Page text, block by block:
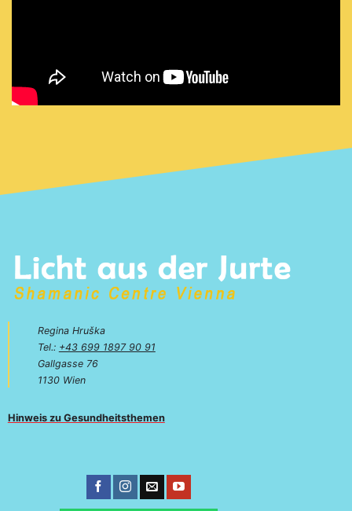
Regina Hruška
Tel.: +43 699 1897 90 91
Gallgasse 76
1130 Wien
Hinweis zu Gesundheitsthemen